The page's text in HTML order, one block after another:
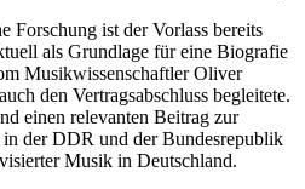
Forschung ist der Vorlass bereits
als Grundlage für eine Biografie
Musikwissenschaftler Oliver
den Vertragsabschluss begleitete.
einen relevanten Beitrag zur
der DDR und der Bundesrepublik
Musik in Deutschland.